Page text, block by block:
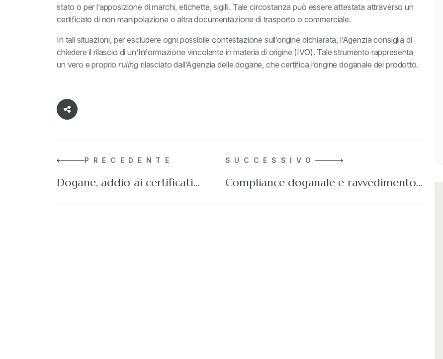
stato o per l’apposizione di marchi, etichette, sigilli. Tale circostanza può essere attestata attraverso un
certificato di non manipolazione o altra documentazione di trasporto o commerciale.
In tali situazioni, per escludere ogni possibile contestazione sull’origine dichiarata, l’Agenzia consiglia di
chiedere il rilascio di un’Informazione vincolante in materia di origine (IVO). Tale strumento rappresenta
un vero e proprioruling rilasciato dall’Agenzia delle dogane, che certifica l’origine doganale del prodotto.
PRECEDENTE
Dogane, addio ai certificati…
SUCCESSIVO
Compliance doganale e ravvedimento…